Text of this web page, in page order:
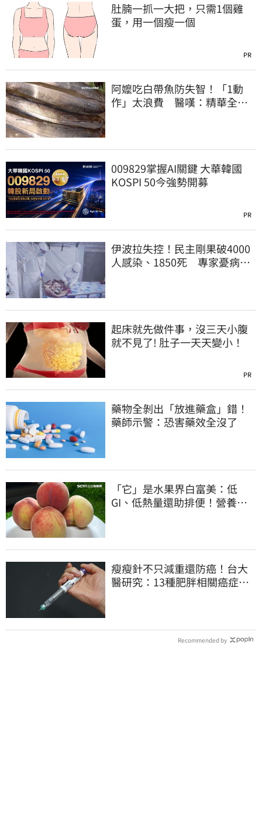
肚腩一抓一大把，只需1個雞
蛋，用一個瘦一個
PR
阿嬤吃白帶魚防失智！「1動
作」太浪費 醫嘆：精華全沒
009829掌握AI關鍵 大華韓國
KOSPI 50今強勢開募
PR
伊波拉失控！民主剛果破4000
人感染、1850死 專家憂病毒
起床就先做件事，沒三天小腹
就不見了! 肚子一天天變小！
PR
藥物全剝出「放進藥盒」錯！
藥師示警：恐害藥效全沒了
「它」是水果界白富美：低
GI、低熱量還助排便！營養師
瘦瘦針不只減重還防癌！台大
醫研究：13種肥胖相關癌症風
Recommended by